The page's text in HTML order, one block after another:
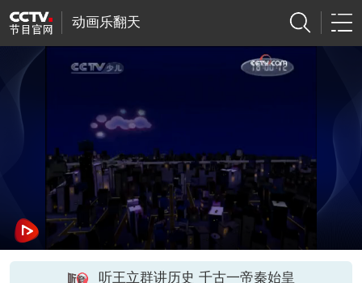
动画乐翻天
听王立群讲历史 千古一帝秦始皇